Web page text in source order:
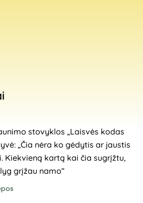
stovyklos „Laisvės kodas
„Čia nėra ko gėdytis ar jaustis
Kiekvieną kartą kai čia sugrįžtu,
grįžau namo“